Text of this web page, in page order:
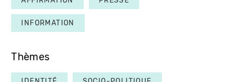
INFORMATION
Thèmes